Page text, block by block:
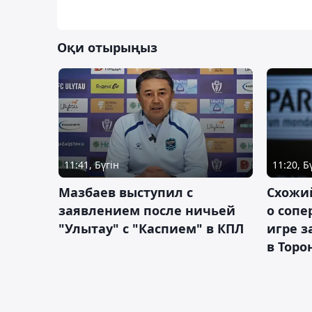
Оқи отырыңыз
11:41, Бүгін
Мазбаев выступил с
заявлением после ничьей
"Улытау" с "Каспием" в КПЛ
11:20,
о
игре
в